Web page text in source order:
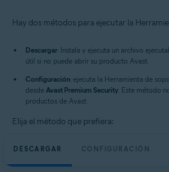
Hay dos métodos para ejecutar la
Descargar: Instala y ejecuta un archivo
útil si no puede abrir su producto Avast.
Configuración: ejecuta la Herramienta de
desde Avast Premium Security. Este método
productos de Avast.
Elija el método que prefiera:
DESCARGAR CONFIGURACIÓN